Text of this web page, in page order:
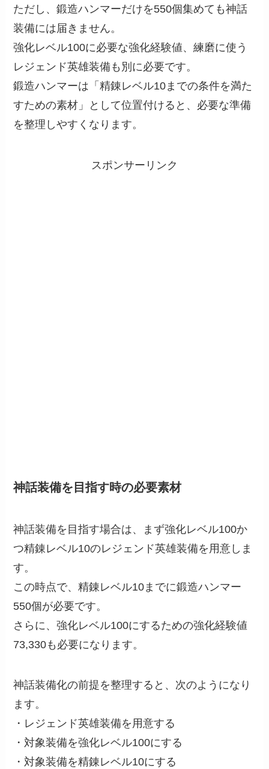
ただし、鍛造ハンマーだけを550個集めても神話
装備には届きません。
強化レベル100に必要な強化経験値、練磨に使う
レジェンド英雄装備も別に必要です。
鍛造ハンマーは「精錬レベル10までの条件を満た
すための素材」として位置付けると、必要な準備
を整理しやすくなります。
スポンサーリンク
神話装備を目指す時の必要素材
神話装備を目指す場合は、まず強化レベル100か
つ精錬レベル10のレジェンド英雄装備を用意しま
す。
この時点で、精錬レベル10までに鍛造ハンマー
550個が必要です。
さらに、強化レベル100にするための強化経験値
73,330も必要になります。
神話装備化の前提を整理すると、次のようになり
ます。
・レジェンド英雄装備を用意する
・対象装備を強化レベル100にする
・対象装備を精錬レベル10にする